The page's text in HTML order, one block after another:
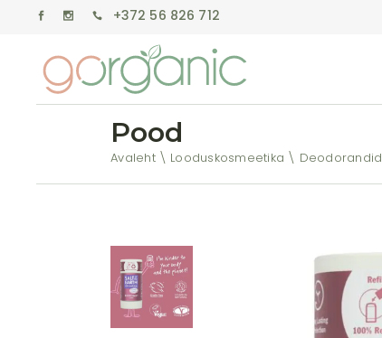
+372 56 826 712
Pood
Avaleht Looduskosmeetika Deodorandid